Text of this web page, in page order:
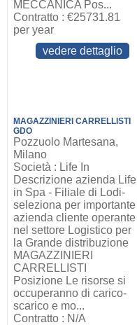
MECCANICA Pos...
Contratto : €25731.81
per year
vedere dettaglio
MAGAZZINIERI CARRELLISTI
GDO
Pozzuolo Martesana,
Milano
Società : Life In
Descrizione azienda Life
in Spa - Filiale di Lodi-
seleziona per importante
azienda cliente operante
nel settore Logistico per
la Grande distribuzione
MAGAZZINIERI
CARRELLISTI
Posizione Le risorse si
occuperanno di carico-
scarico e mo...
Contratto : N/A